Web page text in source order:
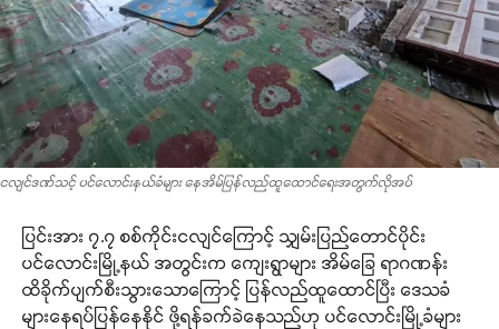
ငလျင်ဒဏ်သင့် ပင်လောင်းနယ်ခံများ နေအိမ်ပြန်လည်ထူထောင်ရေးအတွက်လိုအပ်
ပြင်းအား ၇.၇ စစ်ကိုင်းငလျင်ကြောင့် သျှမ်းပြည်တောင်ပိုင်း
ပင်လောင်းမြို့နယ် အတွင်းက ကျေးရွာများ အိမ်ခြေ ရာဂဏန်း
ထိခိုက်ပျက်စီးသွားသောကြောင့် ပြန်လည်ထူထောင်ပြီး ဒေသခံ
များနေရပ်ပြန်နေနိုင် ဖို့ရန်ခက်ခဲနေသည်ဟု ပင်လောင်းမြို့ခံများ